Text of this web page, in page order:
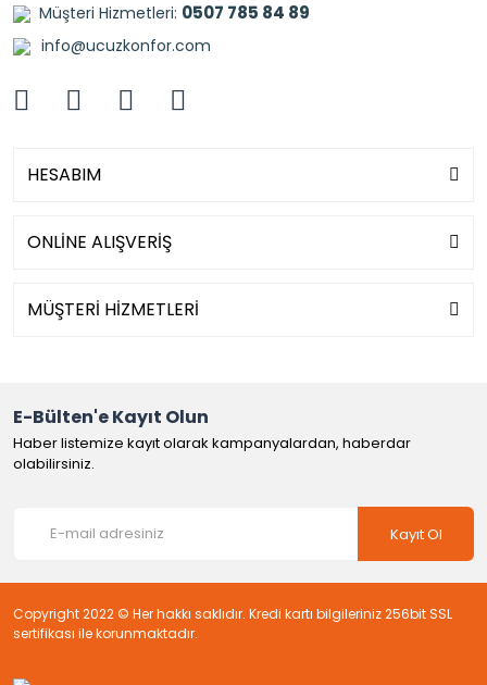
Müşteri Hizmetleri: 0507 785 84 89
info@ucuzkonfor.com
HESABIM
ONLİNE ALIŞVERİŞ
MÜŞTERİ HİZMETLERİ
E-Bülten'e Kayıt Olun
Haber listemize kayıt olarak kampanyalardan, haberdar
olabilirsiniz.
Kayıt Ol
Copyright 2022 © Her hakkı saklıdır. Kredi kartı bilgileriniz 256bit SSL
sertifikası ile korunmaktadır.